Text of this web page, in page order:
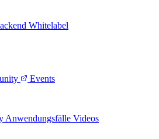
Whitelabel
Events
Anwendungsfälle Videos